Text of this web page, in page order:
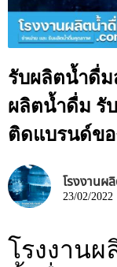
รับผลิตน้ำดื่ม
ผลิตน้ำดื่ม รั
ติดแบรนด์ข
โรงงานผ
23/02/2022
โรงงานผ